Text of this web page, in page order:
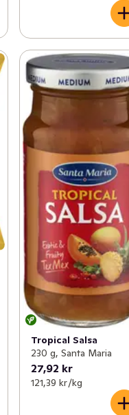
Tropical Salsa
230 g, Santa Maria
27,92 kr
121,39 kr /kg